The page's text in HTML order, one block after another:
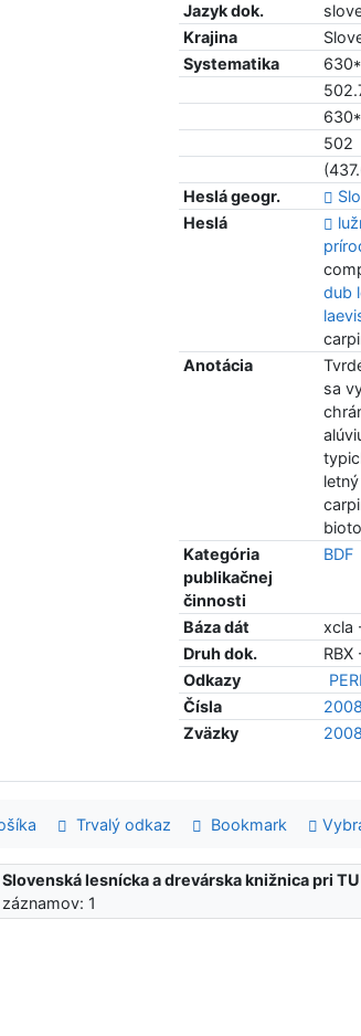
Jazyk dok.
Krajina
Systematika
502
Heslá geogr.
Heslá
dub
Anotácia
sa
Kategória
publikačnej
činnosti
BDF
Báza dát
xcla
Druh dok.
Odkazy
Čísla
Zväzky
Trvalý odkaz Bookmark
Slovenská lesnícka a drevárska knižnica pri
1